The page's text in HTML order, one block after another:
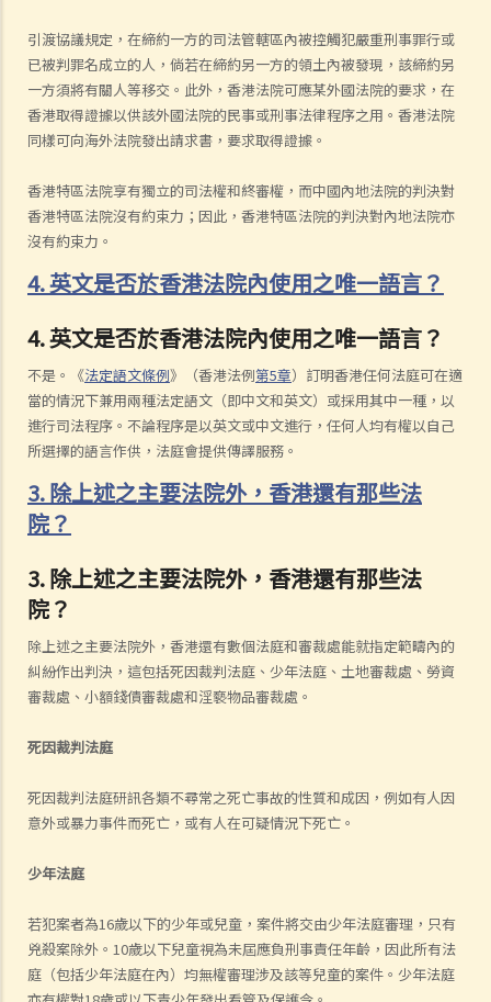
引渡協議規定，在締約一方的司法管轄區內被控觸犯嚴重刑事罪行或
已被判罪名成立的人，倘若在締約另一方的領土內被發現，該締約另
一方須將有關人等移交。此外，香港法院可應某外國法院的要求，在
香港取得證據以供該外國法院的民事或刑事法律程序之用。香港法院
同樣可向海外法院發出請求書，要求取得證據。
香港特區法院享有獨立的司法權和終審權，而中國內地法院的判決對
香港特區法院沒有約束力；因此，香港特區法院的判決對內地法院亦
沒有約束力。
4. 英文是否於香港法院內使用之唯一語言？
4. 英文是否於香港法院內使用之唯一語言？
不是。《法定語文條例》（香港法例第5章）訂明香港任何法庭可在適
當的情況下兼用兩種法定語文（即中文和英文）或採用其中一種，以
進行司法程序。不論程序是以英文或中文進行，任何人均有權以自己
所選擇的語言作供，法庭會提供傳譯服務。
3. 除上述之主要法院外，香港還有那些法
院？
3. 除上述之主要法院外，香港還有那些法
院？
除上述之主要法院外，香港還有數個法庭和審裁處能就指定範疇內的
糾紛作出判決，這包括死因裁判法庭、少年法庭、土地審裁處、勞資
審裁處、小額錢債審裁處和淫褻物品審裁處。
死因裁判法庭
死因裁判法庭研訊各類不尋常之死亡事故的性質和成因，例如有人因
意外或暴力事件而死亡，或有人在可疑情況下死亡。
少年法庭
若犯案者為16歲以下的少年或兒童，案件將交由少年法庭審理，只有
兇殺案除外。10歲以下兒童視為未屆應負刑事責任年齡，因此所有法
庭（包括少年法庭在內）均無權審理涉及該等兒童的案件。少年法庭